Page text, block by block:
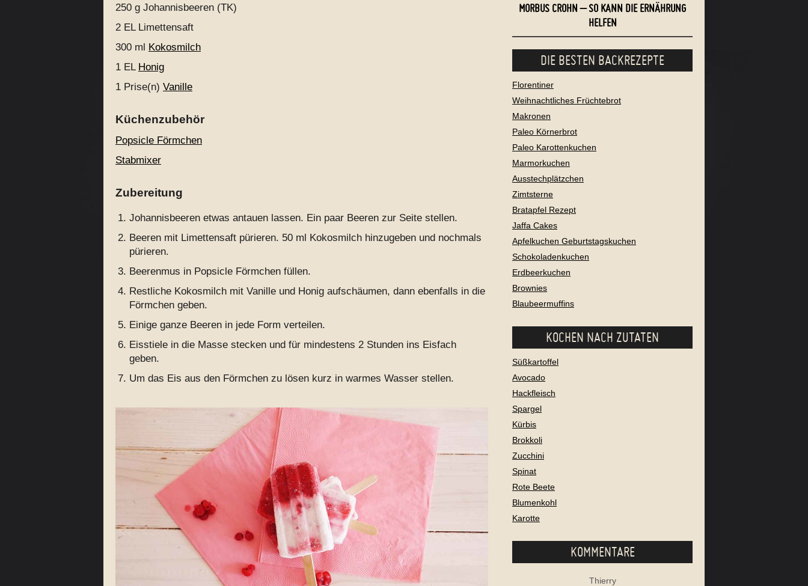
250 g Johannisbeeren (TK)
2 EL Limettensaft
300 ml Kokosmilch
1 EL Honig
1 Prise(n) Vanille
Küchenzubehör
Popsicle Förmchen
Stabmixer
Zubereitung
Johannisbeeren etwas antauen lassen. Ein paar Beeren zur Seite stellen.
Beeren mit Limettensaft pürieren. 50 ml Kokosmilch hinzugeben und nochmals
pürieren.
Beerenmus in Popsicle Förmchen füllen.
Restliche Kokosmilch mit Vanille und Honig aufschäumen, dann ebenfalls in die
Förmchen geben.
Einige ganze Beeren in jede Form verteilen.
Eisstiele in die Masse stecken und für mindestens 2 Stunden ins Eisfach
geben.
Um das Eis aus den Förmchen zu lösen kurz in warmes Wasser stellen.
MORBUS CROHN – SO KANN DIE ERNÄHRUNG
HELFEN
DIE BESTEN BACKREZEPTE
Florentiner
Weihnachtliches Früchtebrot
Makronen
Paleo Körnerbrot
Paleo Karottenkuchen
Marmorkuchen
Ausstechplätzchen
Zimtsterne
Bratapfel Rezept
Jaffa Cakes
Apfelkuchen Geburtstagskuchen
Schokoladenkuchen
Erdbeerkuchen
Brownies
Blaubeermuffins
KOCHEN NACH ZUTATEN
Süßkartoffel
Avocado
Hackfleisch
Spargel
Kürbis
Brokkoli
Zucchini
Spinat
Rote Beete
Blumenkohl
Karotte
KOMMENTARE
Thierry